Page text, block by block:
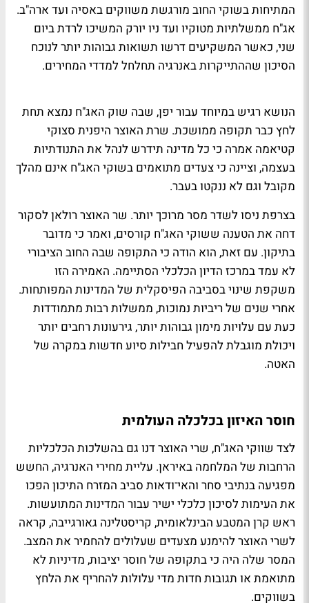
המתיחות בשוקי החוב מורגשת משווקים באסיה ועד ארה"ב.
אג"ח ממשלתיות מטוקיו ועד ניו יורק המשיכו לרדת ביום
שני, כאשר המשקיעים דרשו תשואות גבוהות יותר לנוכח
הסיכון שההתייקרות באנרגיה תחלחל למדדי המחירים.
הנושא רגיש במיוחד עבור יפן, שבה שוק האג"ח נמצא תחת
לחץ כבר תקופה ממושכת. שרת האוצר היפנית סצוקי
קטיאמה אמרה כי כל מדינה תידרש לנהל את התנודתיות
בעצמה, וציינה כי צעדים מתואמים בשוקי האג"ח אינם מהלך
מקובל וגם לא ננקטו בעבר.
בצרפת ניסו לשדר מסר מרוכך יותר. שר האוצר רולאן לסקור
דחה את הטענה ששוקי האג"ח קורסים, ואמר כי מדובר
בתיקון. עם זאת, הוא הודה כי התקופה שבה החוב הציבורי
לא עמד במרכז הדיון הכלכלי הסתיימה. האמירה הזו
משקפת שינוי בסביבה הפיסקלית של המדינות המפותחות.
אחרי שנים של ריביות נמוכות, ממשלות רבות מתמודדות
כעת עם עלויות מימון גבוהות יותר, גירעונות רחבים יותר
ויכולת מוגבלת להפעיל חבילות סיוע חדשות במקרה של
האטה.
חוסר האיזון בכלכלה העולמית
לצד שווקי האג"ח, שרי האוצר דנו גם בהשלכות הכלכליות
הרחבות של המלחמה באיראן. עליית מחירי האנרגיה, החשש
מפגיעה בנתיבי סחר והאי־ודאות סביב המזרח התיכון הפכו
את העימות לסיכון כלכלי ישיר עבור המדינות המתועשות.
ראש קרן המטבע הבינלאומית, קריסטלינה גאורגייבה, קראה
לשרי האוצר להימנע מצעדים שעלולים להחמיר את המצב.
המסר שלה היה כי בתקופה של חוסר יציבות, מדיניות לא
מתואמת או תגובות חדות מדי עלולות להחריף את הלחץ
בשווקים.